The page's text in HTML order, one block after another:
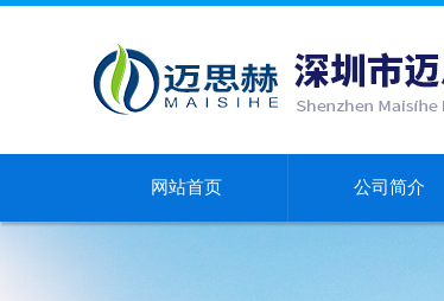
网站首页 公司简介